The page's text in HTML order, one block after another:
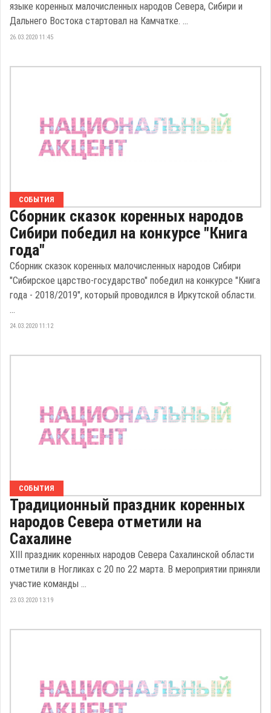
языке коренных малочисленных народов Севера, Сибири и
Дальнего Востока стартовал на Камчатке. ...
26.03.2020 11:45
СОБЫТИЯ
Сборник сказок коренных народов
Сибири победил на конкурсе "Книга
года"
Сборник сказок коренных малочисленных народов Сибири
"Сибирское царство-государство" победил на конкурсе "Книга
года - 2018/2019", который проводился в Иркутской области.
...
24.03.2020 11:12
СОБЫТИЯ
Традиционный праздник коренных
народов Севера отметили на
Сахалине
XIII праздник коренных народов Севера Сахалинской области
отметили в Ногликах с 20 по 22 марта. В мероприятии приняли
участие команды ...
23.03.2020 13:19